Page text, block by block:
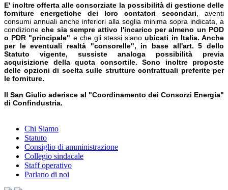
E' inoltre offerta alle consorziate la possibilità di gestione delle
forniture energetiche dei loro contatori secondari , aventi
consumi annuali anche inferiori alla soglia minima sopra indicata, a
condizioneche sia sempre attivo l'incarico per almeno un POD
o PDR "principale" e che gli stessi sianoubicati in Italia. Anche
per le eventuali realtà "consorelle", in base all'art. 5 dello
Statuto vigente, sussiste analoga possibilità previa
acquisizione della quota consortile. Sono inoltre proposte
delle opzioni di scelta sulle strutture contrattuali preferite per
le forniture.
Il San Giulio aderisce al "Coordinamento dei Consorzi Energia"
di Confindustria.
Chi Siamo
Statuto
Consiglio di amministrazione
Collegio sindacale
Staff operativo
Parlano di noi